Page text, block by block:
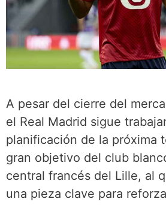
A pesar del cierre del
el Real Madrid sigue
planificación de la próxima
gran objetivo del club
central francés del Lille, al
una pieza clave para